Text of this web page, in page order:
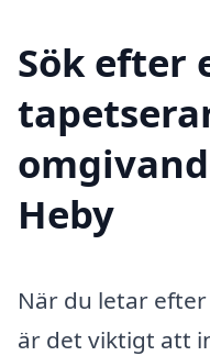
Sök efter
Heby
När du letar
är det viktigt att